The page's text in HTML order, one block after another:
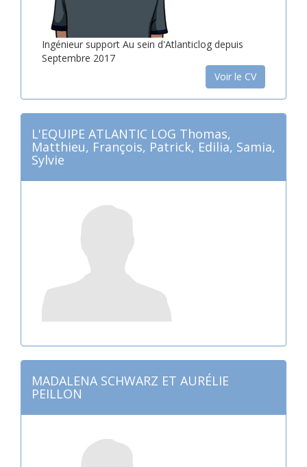
Ingénieur support Au sein d'Atlanticlog depuis
Septembre 2017
Voir le CV
L'EQUIPE ATLANTIC LOG Thomas,
Matthieu, François, Patrick, Edilia, Samia,
Sylvie
MADALENA SCHWARZ ET AURÉLIE
PEILLON